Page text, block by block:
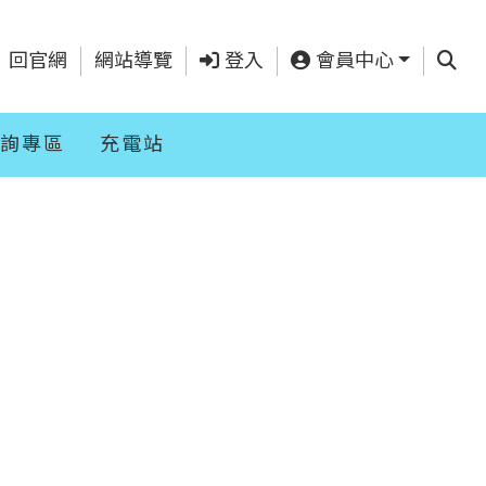
回官網 網站導覽 登入 會員中心 查詢
專區 充電站